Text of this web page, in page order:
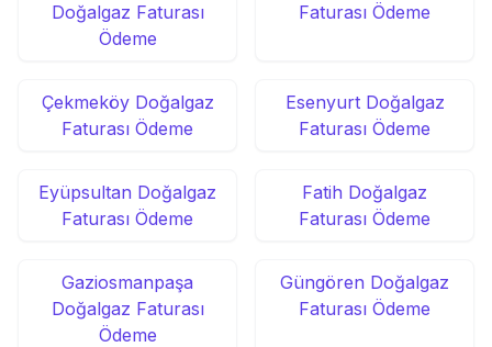
Doğalgaz Faturası
Ödeme
Faturası Ödeme
Çekmeköy Doğalgaz
Faturası Ödeme
Esenyurt Doğalgaz
Faturası Ödeme
Eyüpsultan Doğalgaz
Faturası Ödeme
Fatih Doğalgaz
Faturası Ödeme
Gaziosmanpaşa
Doğalgaz Faturası
Ödeme
Güngören Doğalgaz
Faturası Ödeme